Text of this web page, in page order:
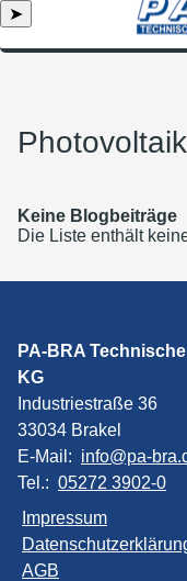
➤
Photovoltaik
Keine Blogbeiträge
Die Liste enthält
PA-BRA
KG
Industriestraße 36
33034 Brakel
E-Mail: info@pa-
Tel.: 05272 3902-0
Impressum
AGB